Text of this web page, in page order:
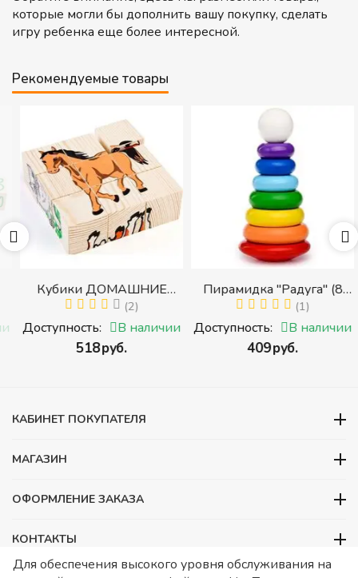
которые могли бы дополнить вашу покупку, сделать
игру ребенка еще более интересной.
Рекомендуемые товары
Кубики ДОМАШНИЕ
ЖИВОТНЫЕ (Томик)
(Набор кубиков
разрезных (складных))
(2)
Доступность: В наличии
‍518‍руб.
Пирамидка "Радуга" (8
деталей) (Пирамидка
среднего размера)
(1)
Доступность: В наличии
‍409‍руб.
КАБИНЕТ ПОКУПАТЕЛЯ
МАГАЗИН
ОФОРМЛЕНИЕ ЗАКАЗА
КОНТАКТЫ
Для обеспечения высокого уровня обслуживания на